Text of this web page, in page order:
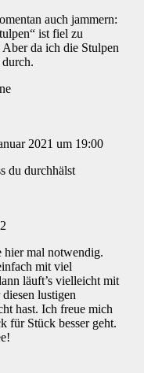
auch jammern:
ist fiel zu
da ich die Stulpen
2021 um 19:00
du durchhälst
hier mal notwendig.
mit viel
läuft’s vielleicht mit
lustigen
hast. Ich freue mich
für Stück besser geht.